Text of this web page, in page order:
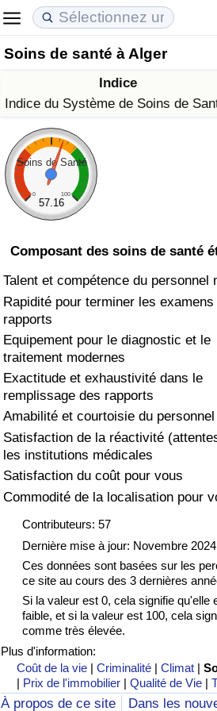
Soins de santé à Alger
Indice
Indice du Système de Soins de
Soins de Santé
0 100
57.16
Composant des soins de santé
Talent et compétence du personnel
Rapidité pour terminer les
rapports
Equipement pour le diagnostic et le
traitement modernes
Exactitude et exhaustivité dans le
remplissage des rapports
Amabilité et courtoisie du personnel
Satisfaction de la réactivité
les institutions médicales
Satisfaction du coût pour vous
Commodité de la localisation pour
Contributeurs: 57
Dernière mise à jour: Novembre 2024
Ces données sont basées sur les
ce site au cours des 3 dernières
Si la valeur est 0, cela signifie qu'elle
faible, et si la valeur est 100, cela
comme très élevée.
Plus d'information:
Coût de la vie |Criminalité |Climat |
| Prix de l'immobilier |Qualité de Vie |
À propos de ce site Dans les
Coût de la vie
Indice du Coût de la Vie (Actuel)
Indice du Coût de la Vie
Indice du coût de la vie par pays
à Akaba
Prix de l'immobilier
Indice des Prix de l'immobilier
Indice des Prix de l'immobilier
Indice des Prix de l'immobilier par
Qualité de Vie
Indice de Qualité de Vie
Indice de Qualité de Vie (Actuel)
Indice de qualité de vie par pays
Criminalité
Indice de Criminalité (Actuel)
Indice de Criminalité
Indice de criminalité par pays
Soins de santé
Indice des soins de santé (Actuel)
Indice des soins de santé
Indice des soins de santé par
Pollution
Indice de Pollution (Actuel)
Indice de pollution
Indice de Pollution par Pays
Trafic